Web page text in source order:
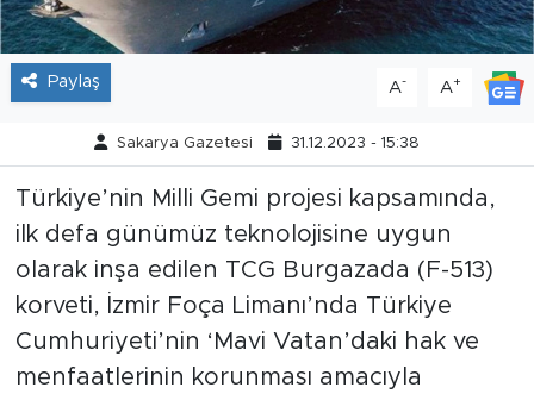
Paylaş A- A+
Sakarya Gazetesi 31.12.2023 - 15:38
Türkiye’nin Milli Gemi projesi kapsamında,
ilk defa günümüz teknolojisine uygun
olarak inşa edilen TCG Burgazada (F-513)
korveti, İzmir Foça Limanı’nda Türkiye
Cumhuriyeti’nin ‘Mavi Vatan’daki hak ve
menfaatlerinin korunması amacıyla
Söyleşi
Foto Şaka
Teknoloji
Politika